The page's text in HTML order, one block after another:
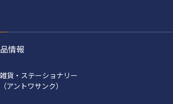
情報
雑貨・ステーショナリー
（アントワサンク）